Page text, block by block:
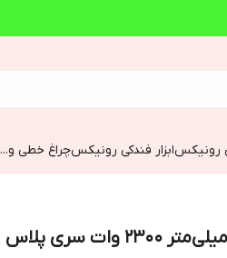
رونیکسابزار فندکی رونیکسچراغ خطی و...
فرز آهنگری 180 میلی‌متر 2300 وات سری پلاس